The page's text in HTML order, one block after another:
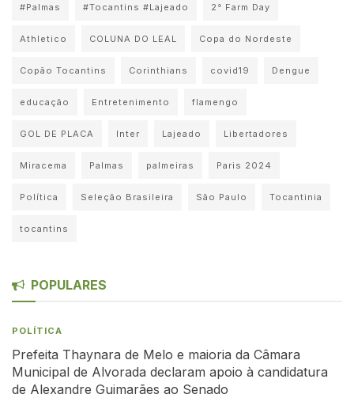
#Palmas #Tocantins #Lajeado 2° Farm Day
Athletico COLUNA DO LEAL Copa do Nordeste
Copão Tocantins Corinthians covid19 Dengue
educação Entretenimento flamengo
GOL DE PLACA Inter Lajeado Libertadores
Miracema Palmas palmeiras Paris 2024
Política Seleção Brasileira São Paulo Tocantinia
tocantins
POPULARES
POLÍTICA
Prefeita Thaynara de Melo e maioria da Câmara
Municipal de Alvorada declaram apoio à candidatura
de Alexandre Guimarães ao Senado